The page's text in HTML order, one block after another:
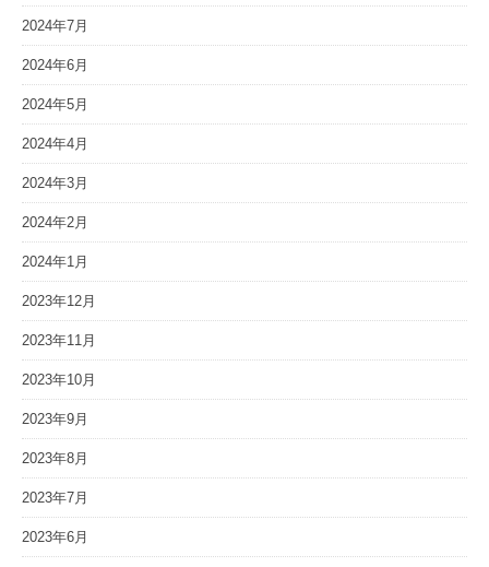
2024年7月
2024年6月
2024年5月
2024年4月
2024年3月
2024年2月
2024年1月
2023年12月
2023年11月
2023年10月
2023年9月
2023年8月
2023年7月
2023年6月